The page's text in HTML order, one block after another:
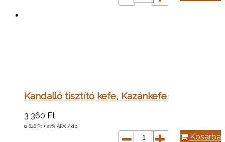
Kandalló tisztító kefe, Kazánkefe
3 360 Ft
(2 646 Ft + 27% ÁFA) / db
Kosárba